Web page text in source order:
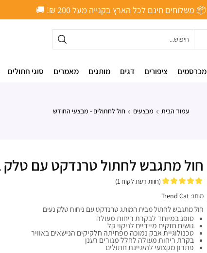
📦 משלוחים חינם לכל הארץ בקנייה מעל ‎200 ₪! 🚚
מכרסמים ציפורים דגים מותגים מאמרים סוגי חתולים
עמוד הבית מבצעים חול לחתולים - מבצעי החודש
חול מתגבש לחתול טרנדקט עם טלק 10L
(חוות דעת לקוח1
)
מותג:Trend Cat
חול מתגבש לחתול מבית המותג טרנדקט עם ניחוח טלק נעים
סופג במיוחד לבקרת ריחות מעולה
גושים חזקים מיידיים לניקוי קל
טכנולוגיית אבק נמוכה מפחיתה חלקיקים הנישאים באוויר
בקרת ריחות מעולה לחלל מגורים רענן
פתרון מקצועי להיגיינת חתולים